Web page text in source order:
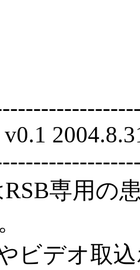
RSB専用
ビデオ取